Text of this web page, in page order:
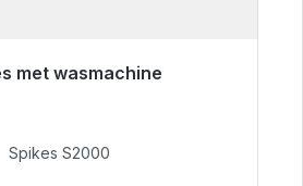
met wasmachine
verzending, levertijd
€ 51,49
Spikes S2000